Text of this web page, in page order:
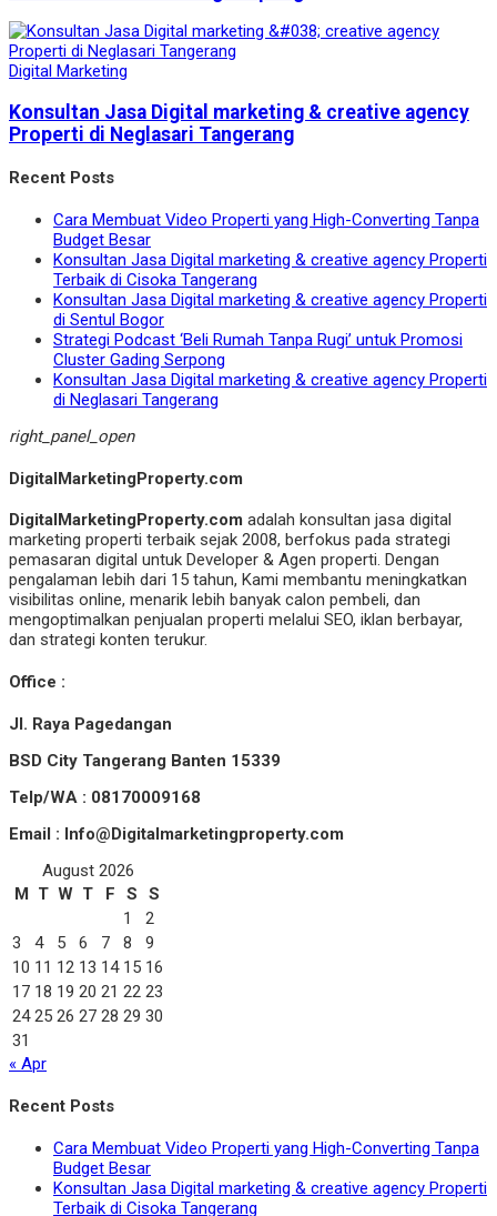
Digital Marketing
Konsultan Jasa Digital marketing & creative agency
Properti di Neglasari Tangerang
Recent Posts
Cara Membuat Video Properti yang High-Converting Tanpa
Budget Besar
Konsultan Jasa Digital marketing & creative agency Properti
Terbaik di Cisoka Tangerang
Konsultan Jasa Digital marketing & creative agency Properti
di Sentul Bogor
Strategi Podcast ‘Beli Rumah Tanpa Rugi’ untuk Promosi
Cluster Gading Serpong
Konsultan Jasa Digital marketing & creative agency Properti
di Neglasari Tangerang
right_panel_open
DigitalMarketingProperty.com
DigitalMarketingProperty.com adalah konsultan jasa digital
marketing properti terbaik sejak 2008, berfokus pada strategi
pemasaran digital untuk Developer & Agen properti. Dengan
pengalaman lebih dari 15 tahun, Kami membantu meningkatkan
visibilitas online, menarik lebih banyak calon pembeli, dan
mengoptimalkan penjualan properti melalui SEO, iklan berbayar,
dan strategi konten terukur.
Office :
Jl. Raya Pagedangan
BSD City Tangerang Banten 15339
Telp/WA : 08170009168
Email : Info@Digitalmarketingproperty.com
August 2026
M
T W T F S
S
1
2
3
4 5 6 7 8
9
10 11 12 13 14 15 16
17 18 19 20 21 22 23
24 25 26 27 28 29 30
31
« Apr
Recent Posts
Cara Membuat Video Properti yang High-Converting Tanpa
Budget Besar
Konsultan Jasa Digital marketing & creative agency Properti
Terbaik di Cisoka Tangerang